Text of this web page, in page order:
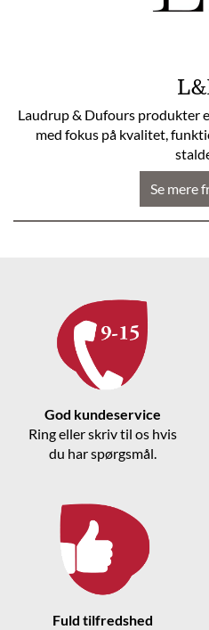
Laudrup & Dufours produkter
med fokus på kvalitet,
Se mere
God kundeservice
Ring eller skriv til os hvis
du har spørgsmål.
Fuld tilfredshed